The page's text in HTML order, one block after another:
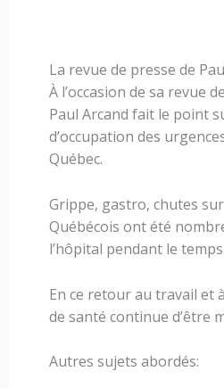
La revue de presse de
À l’occasion de sa revue
Paul Arcand fait le point
d’occupation des
Québec.
Grippe, gastro, chutes
Québécois ont été
l’hôpital pendant le
En ce retour au travail et
de santé continue d’être
Autres sujets abordés: